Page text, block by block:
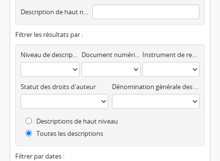
Description de haut niveau
Filtrer les résultats par :
Niveau de description Document numérique disponible Instrument de recherche
Statut des droits d'auteur Dénomination générale des documents
Descriptions de haut niveau
Toutes les descriptions
Filtrer par dates :